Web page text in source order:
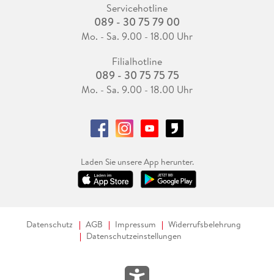
9. Tonwerte Zeichnen . . . 111
Farben und Tonwerte . . . 112
Die wesentlichen Tonwerte . . . 113
Schicht für Schicht schraffieren . . . 114
Servicehotline
089 - 30 75 79 00
Mo. - Sa. 9.00 - 18.00 Uhr
Filialhotline
089 - 30 75 75 75
Mo. - Sa. 9.00 - 18.00 Uhr
Laden Sie unsere App herunter.
Datenschutz AGB Impressum
Widerrufsbelehrung
Datenschutzeinstellungen